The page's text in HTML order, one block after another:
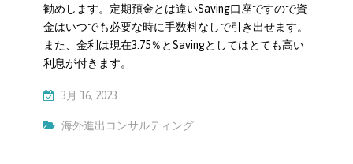
勧めします。定期預金とは違いSaving口座ですので資
金はいつでも必要な時に手数料なしで引き出せます。
また、金利は現在3.75％とSavingとしてはとても高い
利息が付きます。
3月 16, 2023
海外進出コンサルティング